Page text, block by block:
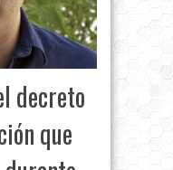
decreto
que